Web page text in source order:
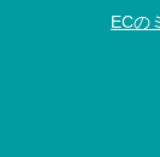
ECの